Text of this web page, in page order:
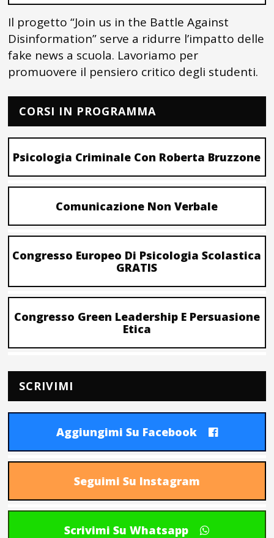
Il progetto “Join us in the Battle Against
Disinformation” serve a ridurre l’impatto delle
fake news a scuola. Lavoriamo per
promuovere il pensiero critico degli studenti.
CORSI IN PROGRAMMA
Psicologia Criminale Con Roberta Bruzzone
Comunicazione Non Verbale
Congresso Europeo Di Psicologia Scolastica
GRATIS
Congresso Green Leadership E Persuasione
Etica
SCRIVIMI
Aggiungimi Su Facebook
Seguimi Su Instagram
Scrivimi Su Whatsapp